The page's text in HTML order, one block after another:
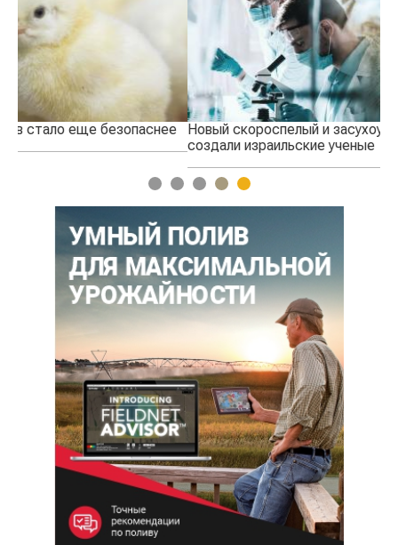
Новый скороспелый и засухоустойчивый сорт пшеницы
создали израильские ученые
1 2 3 4 5